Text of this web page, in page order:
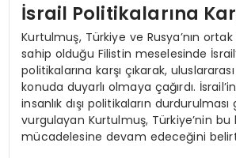
İsrail Politikalarına
Kurtulmuş, Türkiye ve Rusya’nın ortak
sahip olduğu Filistin meselesinde
politikalarına karşı çıkarak,
konuda duyarlı olmaya çağırdı.
insanlık dışı politikaların
vurgulayan Kurtulmuş, Türkiye’nin bu
mücadelesine devam edeceğini